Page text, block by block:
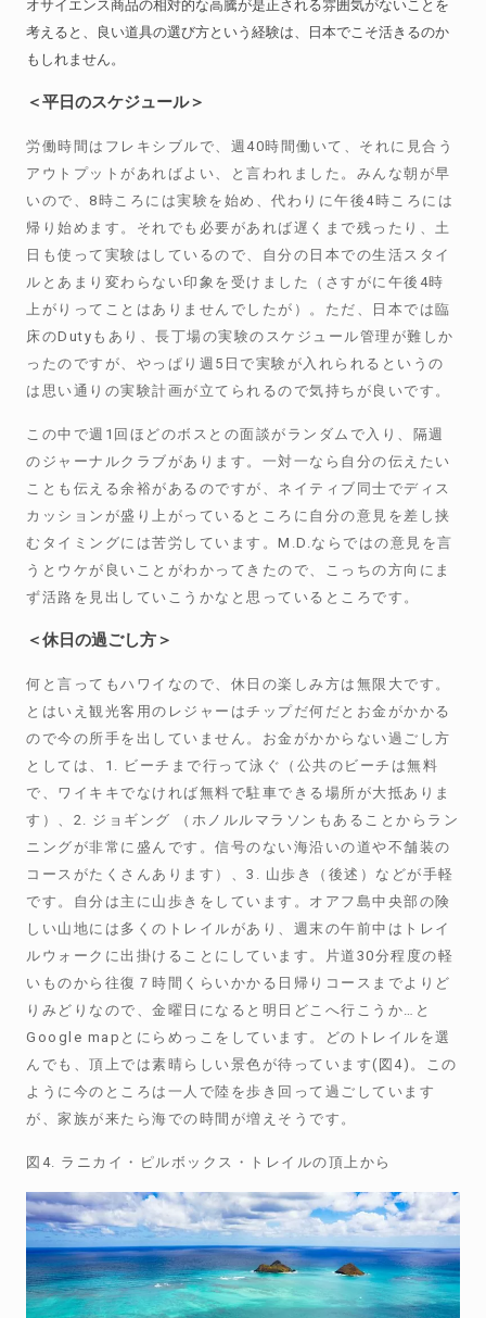
オサイエンス商品の相対的な高騰が是正される雰囲気がないことを
考えると、良い道具の選び方という経験は、日本でこそ活きるのか
もしれません。
＜平日のスケジュール＞
労働時間はフレキシブルで、週40時間働いて、それに見合う
アウトプットがあればよい、と言われました。みんな朝が早
いので、8時ころには実験を始め、代わりに午後4時ころには
帰り始めます。それでも必要があれば遅くまで残ったり、土
日も使って実験はしているので、自分の日本での生活スタイ
ルとあまり変わらない印象を受けました（さすがに午後4時
上がりってことはありませんでしたが）。ただ、日本では臨
床のDutyもあり、長丁場の実験のスケジュール管理が難しか
ったのですが、やっぱり週5日で実験が入れられるというの
は思い通りの実験計画が立てられるので気持ちが良いです。
この中で週1回ほどのボスとの面談がランダムで入り、隔週
のジャーナルクラブがあります。一対一なら自分の伝えたい
ことも伝える余裕があるのですが、ネイティブ同士でディス
カッションが盛り上がっているところに自分の意見を差し挟
むタイミングには苦労しています。M.D.ならではの意見を言
うとウケが良いことがわかってきたので、こっちの方向にま
ず活路を見出していこうかなと思っているところです。
＜休日の過ごし方＞
何と言ってもハワイなので、休日の楽しみ方は無限大です。
とはいえ観光客用のレジャーはチップだ何だとお金がかかる
ので今の所手を出していません。お金がかからない過ごし方
としては、1. ビーチまで行って泳ぐ（公共のビーチは無料
で、ワイキキでなければ無料で駐車できる場所が大抵ありま
す）、2. ジョギング （ホノルルマラソンもあることからラン
ニングが非常に盛んです。信号のない海沿いの道や不舗装の
コースがたくさんあります）、3. 山歩き（後述）などが手軽
です。自分は主に山歩きをしています。オアフ島中央部の険
しい山地には多くのトレイルがあり、週末の午前中はトレイ
ルウォークに出掛けることにしています。片道30分程度の軽
いものから往復７時間くらいかかる日帰りコースまでよりど
りみどりなので、金曜日になると明日どこへ行こうか…と
Google mapとにらめっこをしています。どのトレイルを選
んでも、頂上では素晴らしい景色が待っています(図4)。この
ように今のところは一人で陸を歩き回って過ごしています
が、家族が来たら海での時間が増えそうです。
図4. ラニカイ・ピルボックス・トレイルの頂上から